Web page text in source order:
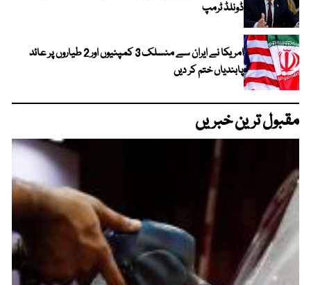
ڈونلڈ ٹرمپ
امریکا نے ایران سے منسلک 3 کمپنیوں اور 2 طیاروں پر عائد
پابندیاں ختم کر دیں
مقبول ترین خبریں